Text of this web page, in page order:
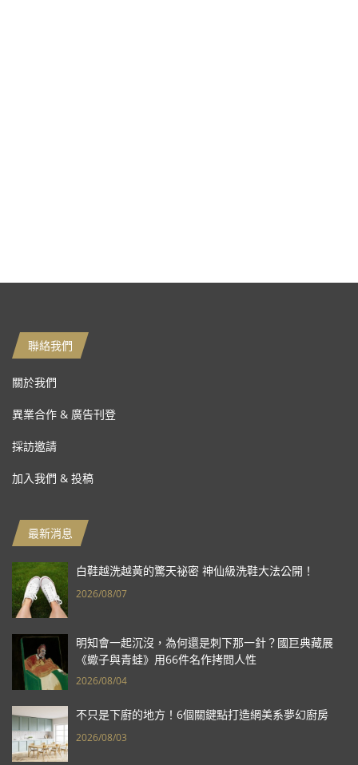
聯絡我們
關於我們
異業合作 & 廣告刊登
採訪邀請
加入我們 & 投稿
最新消息
白鞋越洗越黃的驚天祕密 神仙級洗鞋大法公開！
2026/08/07
明知會一起沉沒，為何還是刺下那一針？國巨典藏展
《蠍子與青蛙》用66件名作拷問人性
2026/08/04
不只是下廚的地方！6個關鍵點打造網美系夢幻廚房
2026/08/03